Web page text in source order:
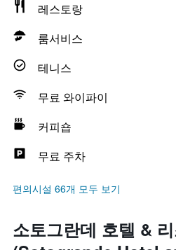
레스토랑
룸서비스
테니스
무료 와이파이
커피숍
무료 주차
편의시설 66개 모두 보기
소토그란데 호텔 &